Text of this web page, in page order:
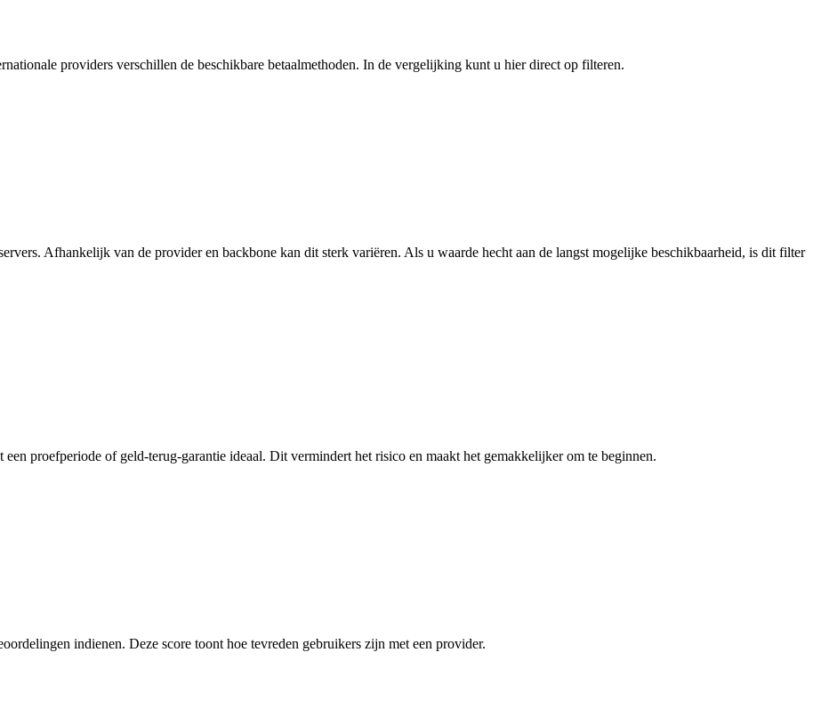
providers verschillen de beschikbare betaalmethoden. In de vergelijking kunt u hier direct op filteren.
Afhankelijk van de provider en backbone kan dit sterk variëren. Als u waarde hecht aan de langst mogelijke beschikbaarheid, is dit filter
proefperiode of geld-terug-garantie ideaal. Dit vermindert het risico en maakt het gemakkelijker om te beginnen.
indienen. Deze score toont hoe tevreden gebruikers zijn met een provider.